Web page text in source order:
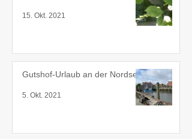
15. Okt. 2021
Gutshof-Urlaub an der Nordsee
5. Okt. 2021